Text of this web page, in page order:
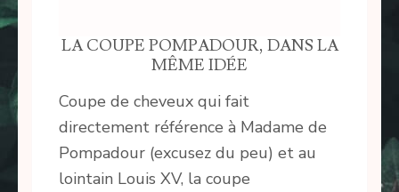
LA COUPE POMPADOUR, DANS LA
MÊME IDÉE
Coupe de cheveux qui fait
directement référence à Madame de
Pompadour (excusez du peu) et au
lointain Louis XV, la coupe